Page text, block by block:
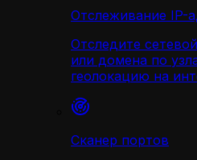
Отслеживание IP-
Отследите
или домена по
геолокацию на
Сканер портов